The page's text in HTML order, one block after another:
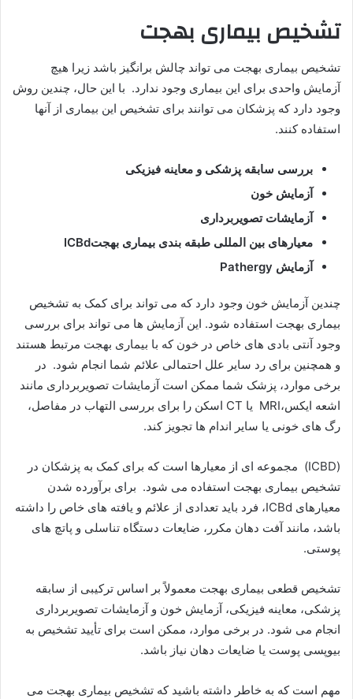
تشخیص بیماری بهجت
تشخیص بیماری بهجت می تواند چالش برانگیز باشد زیرا هیچ
آزمایش واحدی برای این بیماری وجود ندارد. با این حال، چندین روش
وجود دارد که پزشکان می توانند برای تشخیص این بیماری از آنها
استفاده کنند.
بررسی سابقه پزشکی و معاینه فیزیکی
آزمایش خون
آزمایشات تصویربرداری
معیارهای بین المللی طبقه بندی بیماری بهجتICBd
آزمایش Pathergy
چندین آزمایش خون وجود دارد که می تواند برای کمک به تشخیص
بیماری بهجت استفاده شود. این آزمایش ها می تواند برای بررسی
وجود آنتی بادی های خاص در خون که با بیماری بهجت مرتبط هستند
و همچنین برای رد سایر علل احتمالی علائم شما انجام شود. در
برخی موارد، پزشک شما ممکن است آزمایشات تصویربرداری مانند
اشعه ایکس،MRI یا CT اسکن را برای بررسی التهاب در مفاصل،
رگ های خونی یا سایر اندام ها تجویز کند.
(ICBD) مجموعه ای از معیارها است که برای کمک به پزشکان در
تشخیص بیماری بهجت استفاده می شود. برای برآورده شدن
معیارهای ICBd، فرد باید تعدادی از علائم و یافته های خاص را داشته
باشد، مانند آفت دهان مکرر، ضایعات دستگاه تناسلی و پاتچ های
پوستی.
تشخیص قطعی بیماری بهجت معمولاً بر اساس ترکیبی از سابقه
پزشکی، معاینه فیزیکی، آزمایش خون و آزمایشات تصویربرداری
انجام می شود. در برخی موارد، ممکن است برای تأیید تشخیص به
بیوپسی پوست یا ضایعات دهان نیاز باشد.
مهم است که به خاطر داشته باشید که تشخیص بیماری بهجت می